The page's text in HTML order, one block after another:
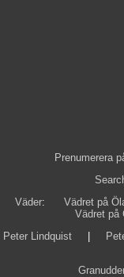
Prenumerera
Väder: Vädret på
Vädret på
Peter Lindquist